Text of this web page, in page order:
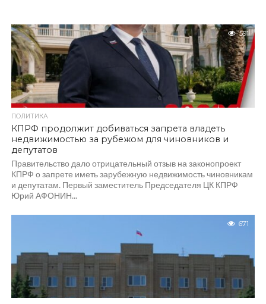
591
ПОЛИТИКА
КПРФ продолжит добиваться запрета владеть
недвижимостью за рубежом для чиновников и
депутатов
Правительство дало отрицательный отзыв на законопроект
КПРФ о запрете иметь зарубежную недвижимость чиновникам
и депутатам. Первый заместитель Председателя ЦК КПРФ
Юрий АФОНИН...
671